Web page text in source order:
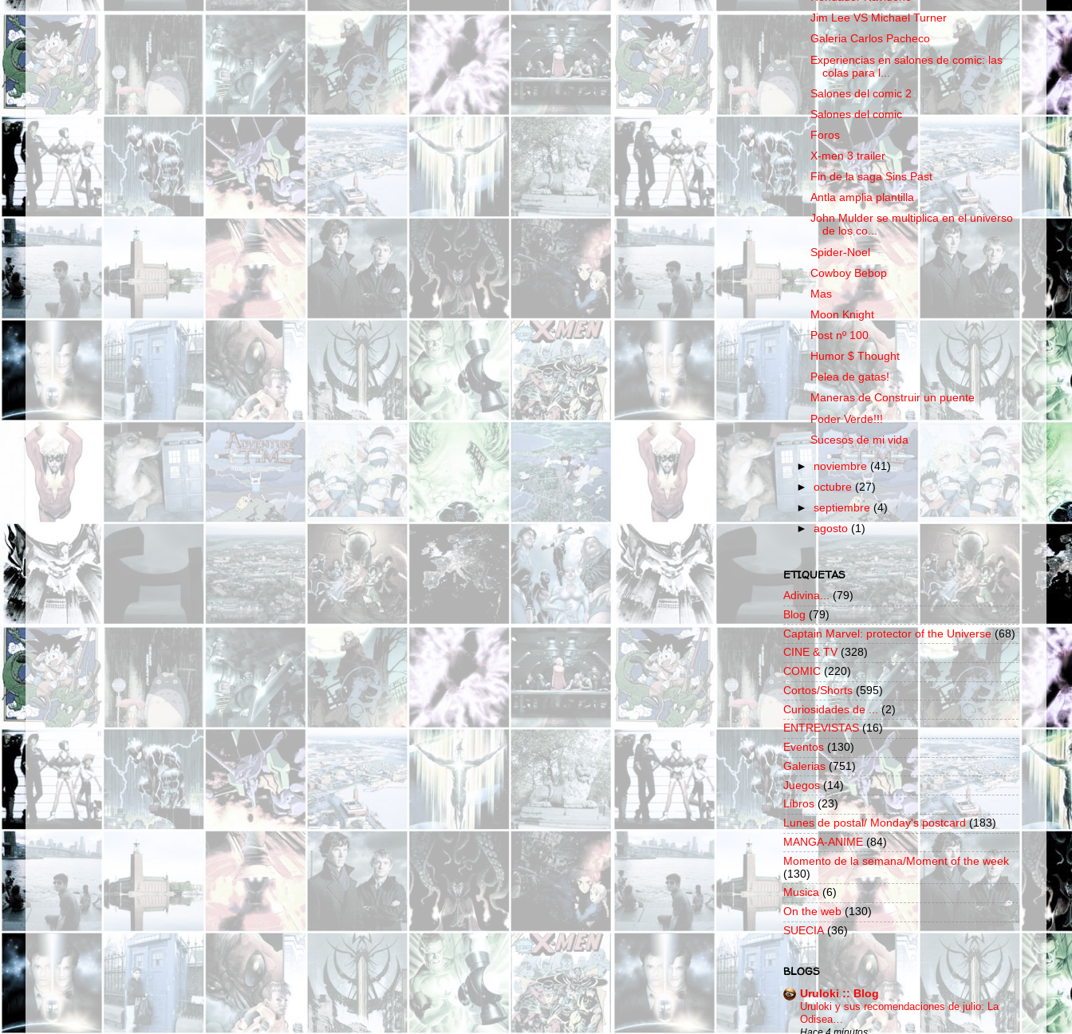
Jim Lee VS Michael Turner
Galeria Carlos Pacheco
Experiencias en salones de comic: las
colas para l...
Salones del comic 2
Salones del comic
Foros
X-men 3 trailer
Fin de la saga Sins Past
Antla amplia plantilla
John Mulder se multiplica en el universo
de los co...
Spider-Noel
Cowboy Bebop
Mas
Moon Knight
Post nº 100
Humor $ Thought
Pelea de gatas!
Maneras de Construir un puente
Poder Verde!!!
Sucesos de mi vida
► noviembre(41)
►octubre(27)
►septiembre(4)
►agosto(1)
ETIQUETAS
Adivina... (79)
Blog (79)
Captain Marvel: protector of the Universe (68)
CINE & TV (328)
COMIC (220)
Cortos/Shorts (595)
Curiosidades de ... (2)
ENTREVISTAS (16)
Eventos (130)
Galerias (751)
Juegos (14)
Libros (23)
Lunes de postal/ Monday's postcard (183)
MANGA-ANIME (84)
Momento de la semana/Moment of the week
(130)
Musica (6)
On the web (130)
SUECIA (36)
BLOGS
Uruloki :: Blog
Uruloki y sus recomendaciones de julio: La
Odisea…